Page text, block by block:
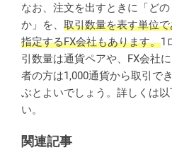
なお、注文を出すときに「ど
か」を、 取引数量を表す単位
指定するFX会社もあります。1
引数量は通貨ペアや、FX会社
者の方は1,000通貨から取引で
ぶとよいでしょう。詳しくは
い。
関連記事